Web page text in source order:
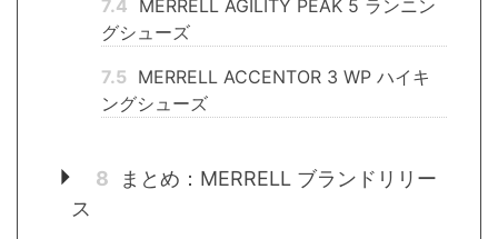
7.4
MERRELL AGILITY PEAK 5 ランニン
グシューズ
7.5 MERRELL ACCENTOR 3 WP ハイキ
ングシューズ
8
まとめ：MERRELL ブランドリリー
ス